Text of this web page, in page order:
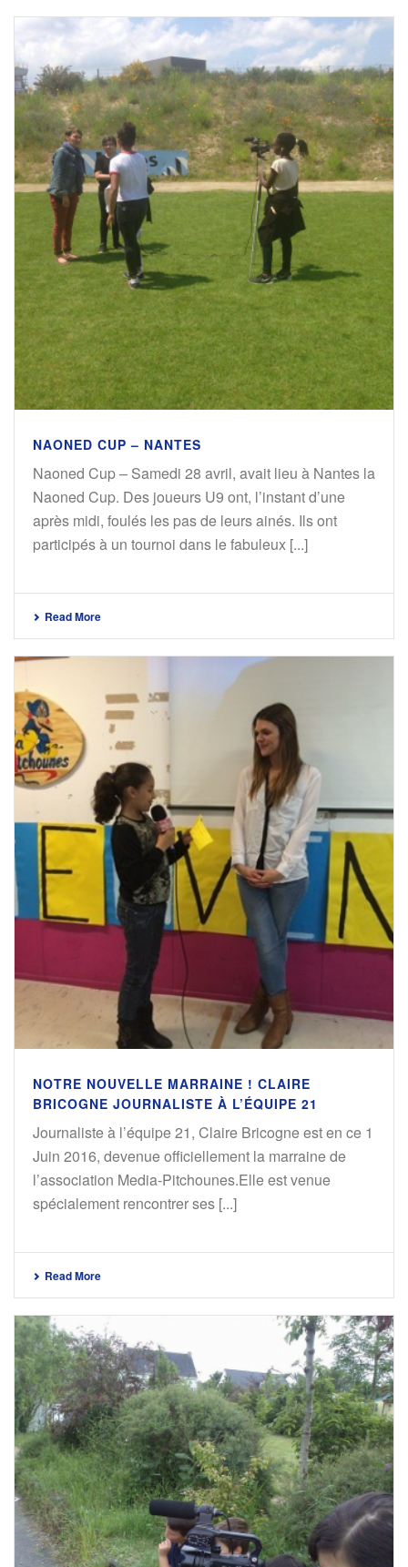
NAONED CUP – NANTES
Naoned Cup – Samedi 28 avril, avait lieu à Nantes la
Naoned Cup. Des joueurs U9 ont, l’instant d’une
après midi, foulés les pas de leurs ainés. Ils ont
participés à un tournoi dans le fabuleux [...]
Read More
NOTRE NOUVELLE MARRAINE ! CLAIRE
BRICOGNE JOURNALISTE À L’ÉQUIPE 21
Journaliste à l’équipe 21, Claire Bricogne est en ce 1
Juin 2016, devenue officiellement la marraine de
l’association Media-Pitchounes.Elle est venue
spécialement rencontrer ses [...]
Read More